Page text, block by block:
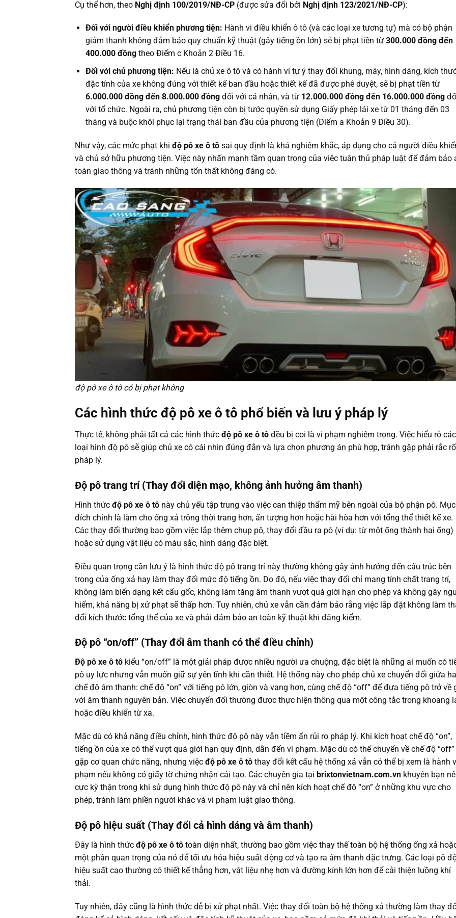
Cụ thể hơn, theo Nghị định 100/2019/NĐ-CP (được sửa đổi bởi Nghị định 123/2021/NĐ-CP):
Đối với người điều khiển phương tiện: Hành vi điều khiển ô tô (và các loại xe tương tự) mà có bộ phận
giảm thanh không đảm bảo quy chuẩn kỹ thuật (gây tiếng ồn lớn) sẽ bị phạt tiền từ 300.000 đồng đến
400.000 đồngtheo Điểm c Khoản 2 Điều 16.
Đối với chủ phương tiện: Nếu là chủ xe ô tô và có hành vi tự ý thay đổi khung, máy, hình dáng, kích
đặc tính của xe không đúng với thiết kế ban đầu hoặc thiết kế đã được phê duyệt, sẽ bị phạt tiền từ
6.000.000 đồng đến 8.000.000 đồngđối với cá nhân, và từ 12.000.000 đồng đến 16.000.000 đồng
với tổ chức. Ngoài ra, chủ phương tiện còn bị tước quyền sử dụng Giấy phép lái xe từ 01 tháng đến 03
tháng và buộc khôi phục lại trạng thái ban đầu của phương tiện (Điểm a Khoản 9 Điều 30).
Như vậy, các mức phạt khi độ pô xe ô tô sai quy định là khá nghiêm khắc, áp dụng cho cả người điều
và chủ sở hữu phương tiện. Việc này nhấn mạnh tầm quan trọng của việc tuân thủ pháp luật để đảm bảo
toàn giao thông và tránh những tổn thất không đáng có.
độ pô xe ô tô có bị phạt không
Các hình thức độ pô xe ô tô phổ biến và lưu ý pháp lý
Thực tế, không phải tất cả các hình thức độ pô xe ô tô đều bị coi là vi phạm nghiêm trọng. Việc hiểu rõ các
loại hình độ pô sẽ giúp chủ xe có cái nhìn đúng đắn và lựa chọn phương án phù hợp, tránh gặp phải rắc
pháp lý.
Độ pô trang trí (Thay đổi diện mạo, không ảnh hưởng âm thanh)
Hình thức độ pô xe ô tô này chủ yếu tập trung vào việc can thiệp thẩm mỹ bên ngoài của bộ phận pô. Mục
đích chính là làm cho ống xả trông thời trang hơn, ấn tượng hơn hoặc hài hòa hơn với tổng thể thiết kế xe.
Các thay đổi thường bao gồm việc lắp thêm chụp pô, thay đổi đầu ra pô (ví dụ: từ một ống thành hai ống)
hoặc sử dụng vật liệu có màu sắc, hình dáng đặc biệt.
Điều quan trọng cần lưu ý là hình thức độ pô trang trí này thường không gây ảnh hưởng đến cấu trúc bên
trong của ống xả hay làm thay đổi mức độ tiếng ồn. Do đó, nếu việc thay đổi chỉ mang tính chất trang trí,
không làm biến dạng kết cấu gốc, không làm tăng âm thanh vượt quá giới hạn cho phép và không gây
hiểm, khả năng bị xử phạt sẽ thấp hơn. Tuy nhiên, chủ xe vẫn cần đảm bảo rằng việc lắp đặt không làm
đổi kích thước tổng thể của xe và phải đảm bảo an toàn kỹ thuật khi đăng kiểm.
Độ pô “on/off” (Thay đổi âm thanh có thể điều chỉnh)
Độ pô xe ô tô kiểu “on/off” là một giải pháp được nhiều người ưa chuộng, đặc biệt là những ai muốn có
pô uy lực nhưng vẫn muốn giữ sự yên tĩnh khi cần thiết. Hệ thống này cho phép chủ xe chuyển đổi giữa
chế độ âm thanh: chế độ “on” với tiếng pô lớn, giòn và vang hơn, cùng chế độ “off” để đưa tiếng pô trở về
với âm thanh nguyên bản. Việc chuyển đổi thường được thực hiện thông qua một công tắc trong khoang
hoặc điều khiển từ xa.
Mặc dù có khả năng điều chỉnh, hình thức độ pô này vẫn tiềm ẩn rủi ro pháp lý. Khi kích hoạt chế độ “on”,
tiếng ồn của xe có thể vượt quá giới hạn quy định, dẫn đến vi phạm. Mặc dù có thể chuyển về chế độ
gặp cơ quan chức năng, nhưng việc độ pô xe ô tô thay đổi kết cấu hệ thống xả vẫn có thể bị xem là hành
phạm nếu không có giấy tờ chứng nhận cải tạo. Các chuyên gia tại brixtonvietnam.com.vn khuyên bạn
cực kỳ thận trọng khi sử dụng hình thức độ pô này và chỉ nên kích hoạt chế độ “on” ở những khu vực cho
phép, tránh làm phiền người khác và vi phạm luật giao thông.
Độ pô hiệu suất (Thay đổi cả hình dáng và âm thanh)
Đây là hình thức độ pô xe ô tô toàn diện nhất, thường bao gồm việc thay thế toàn bộ hệ thống ống xả
một phần quan trọng của nó để tối ưu hóa hiệu suất động cơ và tạo ra âm thanh đặc trưng. Các loại pô
hiệu suất cao thường có thiết kế thẳng hơn, vật liệu nhẹ hơn và đường kính lớn hơn để cải thiện luồng khí
thải.
Tuy nhiên, đây cũng là hình thức dễ bị xử phạt nhất. Việc thay đổi toàn bộ hệ thống xả thường làm thay